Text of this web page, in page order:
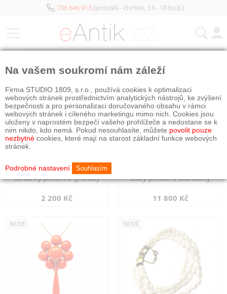
736 646 913(pondělí - čtvrtek, 13 - 18 hod.)
Stříbrný prsten s granáty
2 200 Kč
Zlatý prsten s diamanty
11 800 Kč
NOVÉ NOVÉ
Na vašem soukromí nám záleží
Firma STUDIO 1809, s.r.o., používá cookies k optimalizaci
webových stránek prostřednictvím analytických nástrojů, ke zvýšení
bezpečnosti a pro personalizaci doručovaného obsahu v rámci
webových stránek i cíleného marketingu mimo nich. Cookies jsou
uloženy v naprostém bezpečí vašeho prohlížeče a nedostane se k
nim nikdo, kdo nemá. Pokud nesouhlasíte, můžete povolit pouze
nezbytné cookies, které mají na starost základní funkce webových
stránek.
Podrobné nastavení Souhlasím